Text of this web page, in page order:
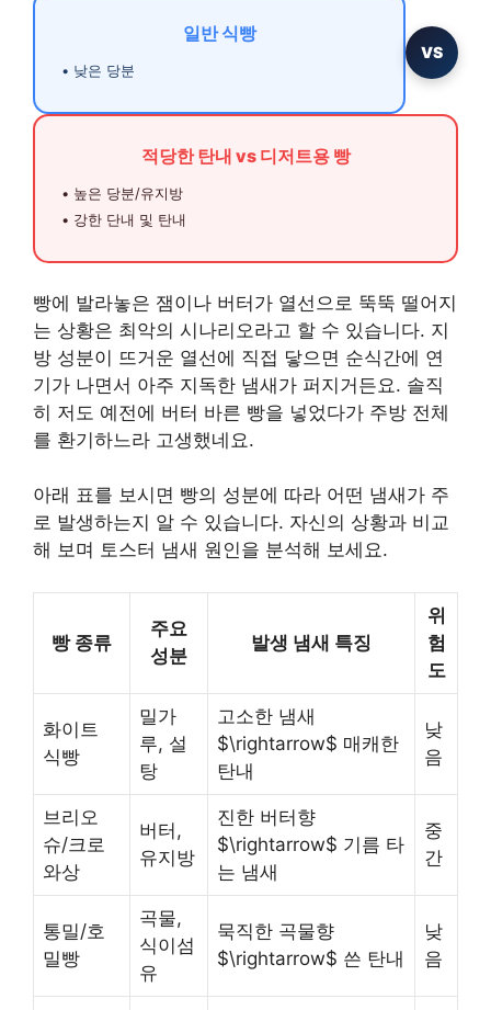
일반 식빵
• 낮은 당분
VS
적당한 탄내 vs 디저트용 빵
• 높은 당분/유지방
• 강한 단내 및 탄내
빵에 발라놓은 잼이나 버터가 열선으로 뚝뚝 떨어지
는 상황은 최악의 시나리오라고 할 수 있습니다. 지
방 성분이 뜨거운 열선에 직접 닿으면 순식간에 연
기가 나면서 아주 지독한 냄새가 퍼지거든요. 솔직
히 저도 예전에 버터 바른 빵을 넣었다가 주방 전체
를 환기하느라 고생했네요.
아래 표를 보시면 빵의 성분에 따라 어떤 냄새가 주
로 발생하는지 알 수 있습니다. 자신의 상황과 비교
해 보며 토스터 냄새 원인을 분석해 보세요.
빵 종류
주요
성분
발생 냄새 특징
위
험
도
화이트
식빵
밀가
루, 설
탕
고소한 냄새
$\rightarrow$ 매캐한
탄내
낮
음
브리오
슈/크로
와상
버터,
유지방
진한 버터향
$\rightarrow$ 기름 타
는 냄새
중
간
통밀/호
밀빵
곡물,
식이섬
유
묵직한 곡물향
$\rightarrow$ 쓴 탄내
낮
음